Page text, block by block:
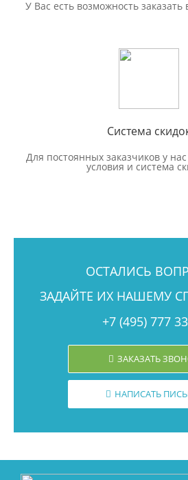
У Вас есть возможность заказать
Система
Для постоянных заказчиков у
условия и система
ОСТАЛИСЬ
ЗАДАЙТЕ ИХ НАШЕМУ
+7 (495) 777
ЗАКАЗАТЬ
НАПИСАТЬ